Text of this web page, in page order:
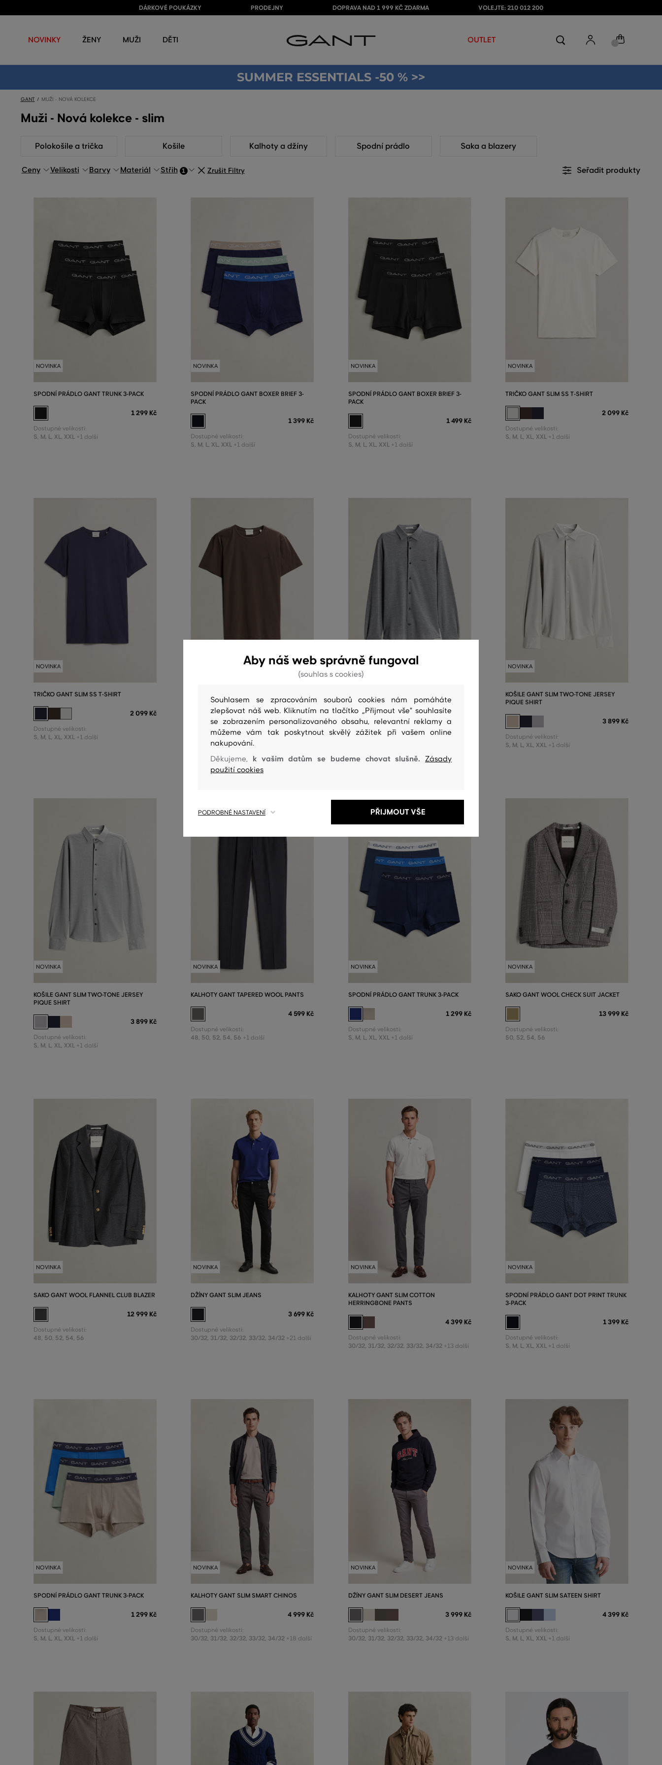
DÁRKOVÉ POUKÁZKY PRODEJNY DOPRAVA NAD 1 999 KČ ZDARMA VOLEJTE: 210 012 200
NOVINKY ŽENY MUŽI DĚTI OUTLET
SUMMER ESSENTIALS -50 % >>
GANT MUŽI - NOVÁ KOLEKCE
Muži - Nová kolekce - slim
Polokošile a trička Košile Kalhoty a džíny Spodní prádlo Saka a blazery
Ceny Velikosti Barvy Materiál Střih 1 Zrušit Filtry Seřadit produkty
NOVINKA
SPODNÍ PRÁDLO GANT TRUNK 3-PACK
1 299 Kč
Dostupné velikosti:
S, M, L, XL, XXL +1 další
NOVINKA
SPODNÍ PRÁDLO GANT BOXER BRIEF 3-
PACK
1 399 Kč
Dostupné velikosti:
S, M, L, XL, XXL +1 další
NOVINKA
SPODNÍ PRÁDLO GANT BOXER BRIEF 3-
PACK
1 499 Kč
Dostupné velikosti:
S, M, L, XL, XXL +1 další
NOVINKA
TRIČKO GANT SLIM SS T-SHIRT
2 099 Kč
Dostupné velikosti:
S, M, L, XL, XXL +1 další
NOVINKA
TRIČKO GANT SLIM SS T-SHIRT
2 099 Kč
Dostupné velikosti:
S, M, L, XL, XXL +1 další
2 099 Kč
Dostupné velikosti:
XL, XXL +1 další
NOVINKA
PIQUE SHIRT
3 899 Kč
Dostupné velikosti:
NOVINKA
KOŠILE GANT SLIM TWO-TONE JERSEY
PIQUE SHIRT
3 899 Kč
Dostupné velikosti:
S, M, L, XL, XXL +1 další
NOVINKA
KOŠILE GANT SLIM TWO-TONE JERSEY
PIQUE SHIRT
3 899 Kč
Dostupné velikosti:
S, M, L, XL, XXL +1 další
NOVINKA
KALHOTY GANT TAPERED WOOL PANTS
4 599 Kč
Dostupné velikosti:
48, 50, 52, 54, 56 +1 další
NOVINKA
SPODNÍ PRÁDLO GANT TRUNK 3-PACK
1 299 Kč
Dostupné velikosti:
S, M, L, XL, XXL +1 další
NOVINKA
SAKO GANT WOOL CHECK SUIT JACKET
13 999 Kč
Dostupné velikosti:
50, 52, 54, 56
NOVINKA
SAKO GANT WOOL FLANNEL CLUB BLAZER
12 999 Kč
Dostupné velikosti:
48, 50, 52, 54, 56
NOVINKA
DŽÍNY GANT SLIM JEANS
3 699 Kč
Dostupné velikosti:
30/32, 31/32, 32/32, 33/32, 34/32 +21 další
NOVINKA
KALHOTY GANT SLIM COTTON
HERRINGBONE PANTS
4 399 Kč
Dostupné velikosti:
30/32, 31/32, 32/32, 33/32, 34/32 +13 další
NOVINKA
SPODNÍ PRÁDLO GANT DOT PRINT TRUNK
3-PACK
1 399 Kč
Dostupné velikosti:
S, M, L, XL, XXL +1 další
NOVINKA
SPODNÍ PRÁDLO GANT TRUNK 3-PACK
1 299 Kč
Dostupné velikosti:
S, M, L, XL, XXL +1 další
NOVINKA
KALHOTY GANT SLIM SMART CHINOS
4 999 Kč
Dostupné velikosti:
30/32, 31/32, 32/32, 33/32, 34/32 +18 další
NOVINKA
DŽÍNY GANT SLIM DESERT JEANS
3 999 Kč
Dostupné velikosti:
30/32, 31/32, 32/32, 33/32, 34/32 +13 další
NOVINKA
KOŠILE GANT SLIM SATEEN SHIRT
4 399 Kč
Dostupné velikosti:
S, M, L, XL, XXL +1 další
Aby náš web správně fungoval
(souhlas s cookies)
Souhlasem se zpracováním souborů cookies nám pomáháte
zlepšovat náš web. Kliknutím na tlačítko „Přijmout vše" souhlasíte
se zobrazením personalizovaného obsahu, relevantní reklamy a
můžeme vám tak poskytnout skvělý zážitek při vašem online
nakupování.
Děkujeme, k vašim datům se budeme chovat slušně. Zásady
použití cookies
PODROBNÉ NASTAVENÍ PŘIJMOUT VŠE